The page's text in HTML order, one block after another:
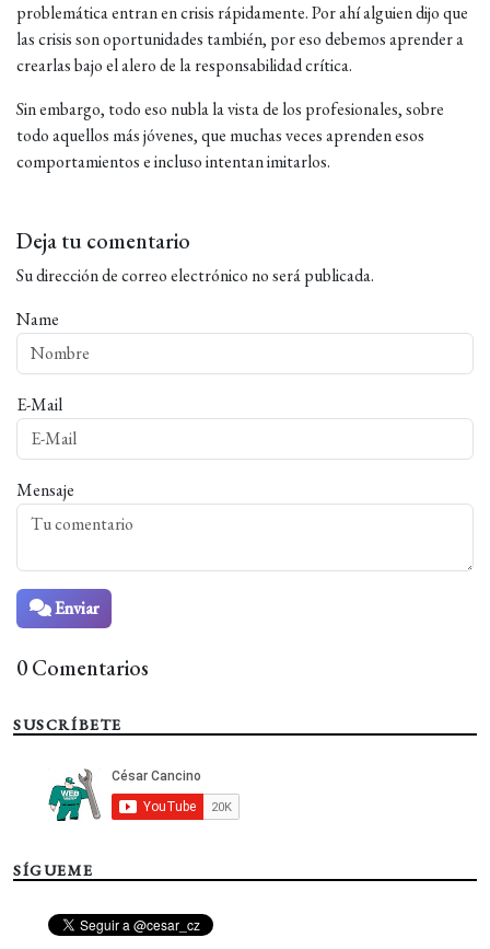
problemática entran en crisis rápidamente. Por ahí alguien dijo que
las crisis son oportunidades también, por eso debemos aprender a
crearlas bajo el alero de la responsabilidad crítica.
Sin embargo, todo eso nubla la vista de los profesionales, sobre
todo aquellos más jóvenes, que muchas veces aprenden esos
comportamientos e incluso intentan imitarlos.
Deja tu comentario
Su dirección de correo electrónico no será publicada.
Name
E-Mail
Mensaje
Enviar
0 Comentarios
SUSCRÍBETE
SÍGUEME